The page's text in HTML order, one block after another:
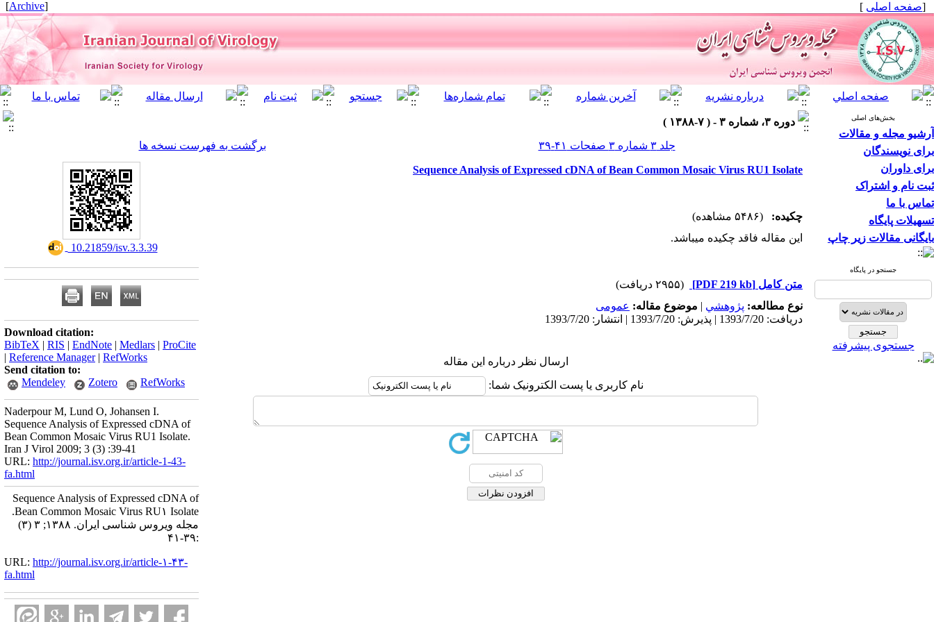
[صفحه اصلی ]
[
Archive
]
بخش‌های اصلی
آرشیو مجله و مقالات
برای نویسندگان
برای داوران
ثبت نام و اشتراک
تماس با ما
تسهیلات پایگاه
بایگانی مقالات زیر چاپ
جستجو در پایگاه
جستجوی پیشرفته
دوره ۳، شماره ۳ - ( ۷-۱۳۸۸ )
جلد ۳ شماره ۳ صفحات ۴۱-۳۹
برگشت به فهرست نسخه ها
Sequence Analysis of Expressed cDNA of Bean Common Mosaic Virus RU1 Isolate
چکیده:
(۵۴۸۶ مشاهده)
این مقاله فاقد چکیده می​باشد.
متن کامل [PDF 219 kb]
(۲۹۵۵ دریافت)
نوع مطالعه: پژوهشي | موضوع مقاله: عمومى
دریافت: 1393/7/20 | پذیرش: 1393/7/20 | انتشار: 1393/7/20
ارسال نظر درباره این مقاله
نام کاربری یا پست الکترونیک شما:
‎ 10.21859/isv.3.3.39
Download citation:
BibTeX | RIS | EndNote | Medlars | ProCite
| Reference Manager| RefWorks
Send citation to:
Mendeley
Zotero RefWorks
Naderpour M, Lund O, Johansen I.
Sequence Analysis of Expressed cDNA of
Bean Common Mosaic Virus RU1 Isolate.
Iran J Virol 2009; 3 (3) :39-41
URL: http://journal.isv.org.ir/article-1-43-
fa.html
Sequence Analysis of Expressed cDNA of
Bean Common Mosaic Virus RU۱ Isolate.
مجله ویروس شناسی ایران. ۱۳۸۸; ۳ (۳)
:۳۹-۴۱
URL: http://journal.isv.org.ir/article-۱-۴۳-
fa.html